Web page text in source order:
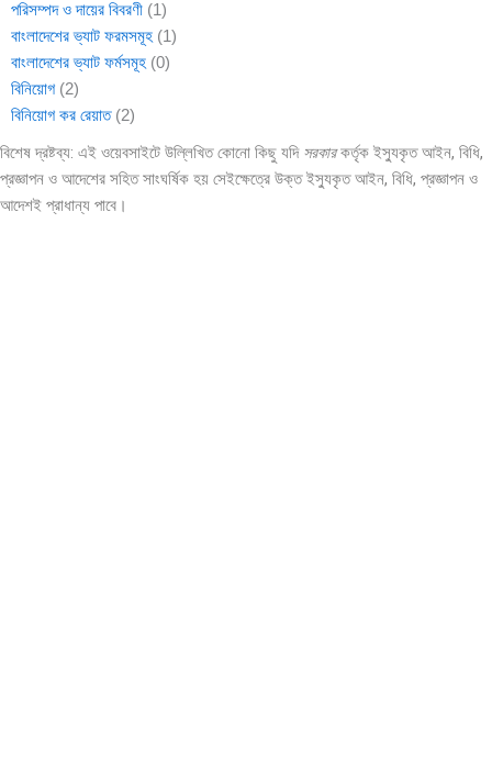
পরিসম্পদ ও দায়ের বিবরণী (1)
বাংলাদেশের ভ্যাট ফরমসমূহ (1)
বাংলাদেশের ভ্যাট ফর্মসমূহ (0)
বিনিয়োগ (2)
বিনিয়োগ কর রেয়াত(2)
বিশেষ দ্রষ্টব্য: এই ওয়েবসাইটে উল্লিখিত কোনো কিছু যদি সরকারকর্তৃক ইস্যুকৃত আইন, বিধি,
প্রজ্ঞাপন ও আদেশের সহিত সাংঘর্ষিক হয় সেইক্ষেত্রে উক্ত ইস্যুকৃত আইন, বিধি, প্রজ্ঞাপন ও
আদেশই প্রাধান্য পাবে।